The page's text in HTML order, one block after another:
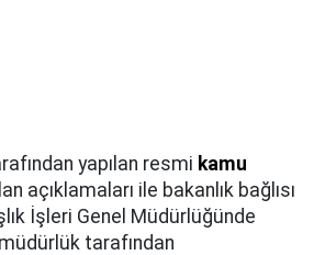
yapılan resmi kamu
açıklamaları ile bakanlık bağlısı
İşleri Genel Müdürlüğünde
tarafından